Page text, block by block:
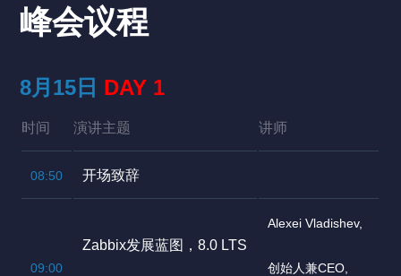
峰会议程
8月15日 DAY 1
时间 演讲主题 讲师
08:50 开场致辞
09:00
Zabbix发展蓝图，8.0 LTS
Alexei Vladishev,
创始人兼CEO,